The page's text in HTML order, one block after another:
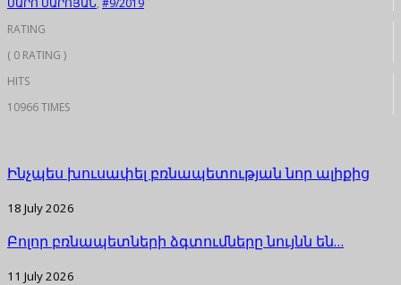
RATING
( 0 RATING )
HITS
10966 TIMES
Ինչպես խուսափել բռնապետության նոր ալիքից
18 July 2026
Բոլոր բռնապետների ձգտումները նույնն են…
11 July 2026